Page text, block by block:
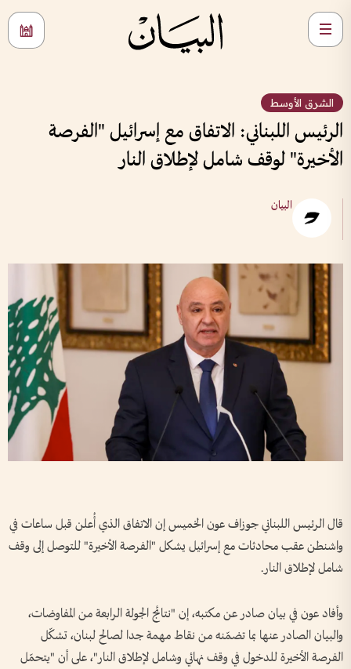
الشرق الأوسط
الرئيس اللبناني: الاتفاق مع إسرائيل "الفرصة
الأخيرة" لوقف شامل لإطلاق النار
البيان
قال الرئيس اللبناني جوزاف عون الخميس إن الاتفاق الذي أُعلن قبل ساعات في
واشنطن عقب محادثات مع إسرائيل يشكل "الفرصة الأخيرة" للتوصل إلى وقف
شامل لإطلاق النار.
وأفاد عون في بيان صادر عن مكتبه، إن "نتائج الجولة الرابعة من المفاوضات،
والبيان الصادر عنها بما تضمّنه من نقاط مهمة جدا لصالح لبنان، تشكّل
الفرصة الأخيرة للدخول في وقف نهائي وشامل لإطلاق النار"، على أن "يتحمّل